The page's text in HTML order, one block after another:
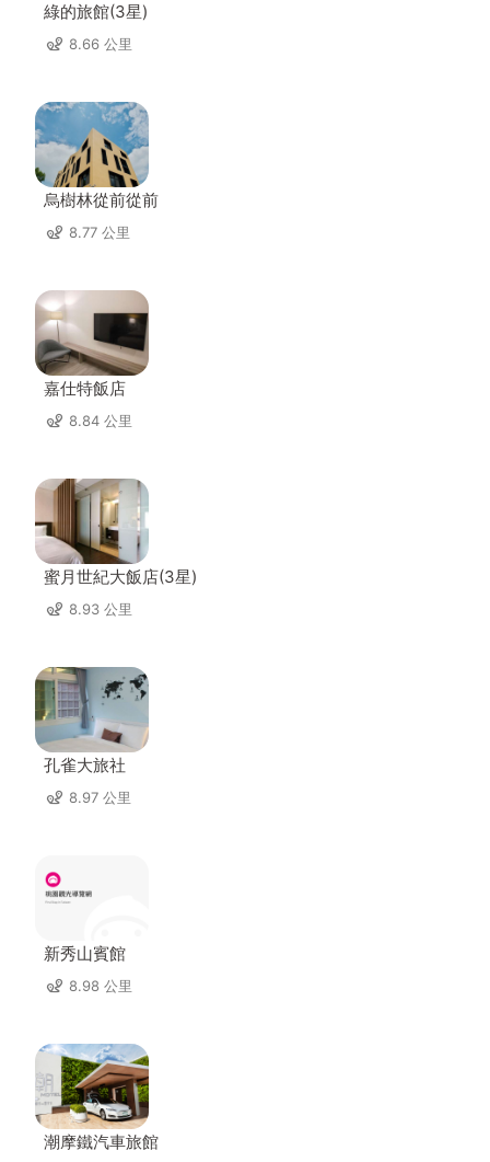
綠的旅館(3星)
8.66 公里
烏樹林從前從前
8.77 公里
嘉仕特飯店
8.84 公里
蜜月世紀大飯店(3星)
8.93 公里
孔雀大旅社
8.97 公里
新秀山賓館
8.98 公里
潮摩鐵汽車旅館